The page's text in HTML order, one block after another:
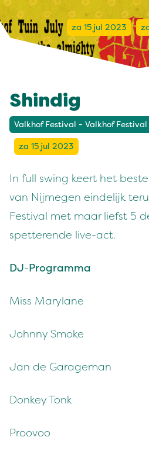
za 15 jul 2023
Shindig
Valkhof Festival - Valkhof Festival
za 15 jul 2023
In full swing keert het
van Nijmegen eindelijk
Festival met maar liefst 5
spetterende live-act.
DJ-Programma
Miss Marylane
Johnny Smoke
Jan de Garageman
Donkey Tonk
Proovoo